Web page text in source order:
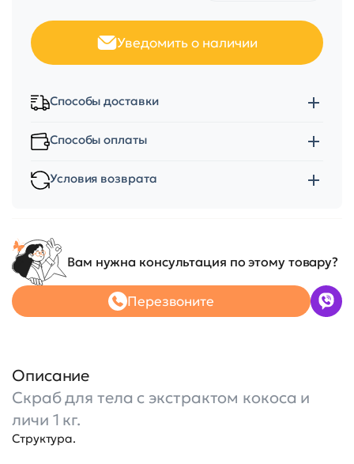
Уведомить о наличии
Способы доставки
Способы оплаты
Условия возврата
Вам нужна консультация по этому товару?
Перезвоните
Описание
Скраб для тела с экстрактом кокоса и
личи 1 кг.
Структура.